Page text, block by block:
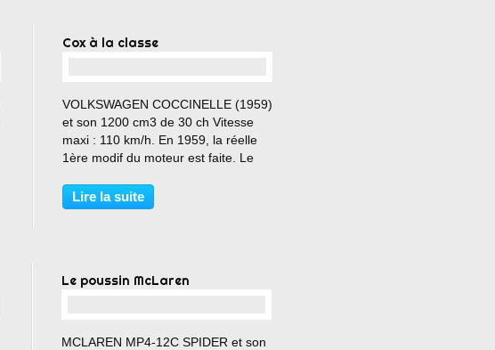
Cox à la classe
VOLKSWAGEN COCCINELLE (1959)
et son 1200 cm3 de 30 ch Vitesse
maxi : 110 km/h. En 1959, la réelle
1ère modif du moteur est faite. Le
30 ch. Nouvelle boite à 4 rapports
synchro. Les phares deviennent
Lire la suite
Le poussin McLaren
MCLAREN MP4-12C SPIDER et son